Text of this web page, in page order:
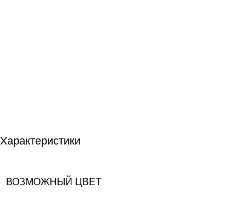
Характеристики
ВОЗМОЖНЫЙ ЦВЕТ